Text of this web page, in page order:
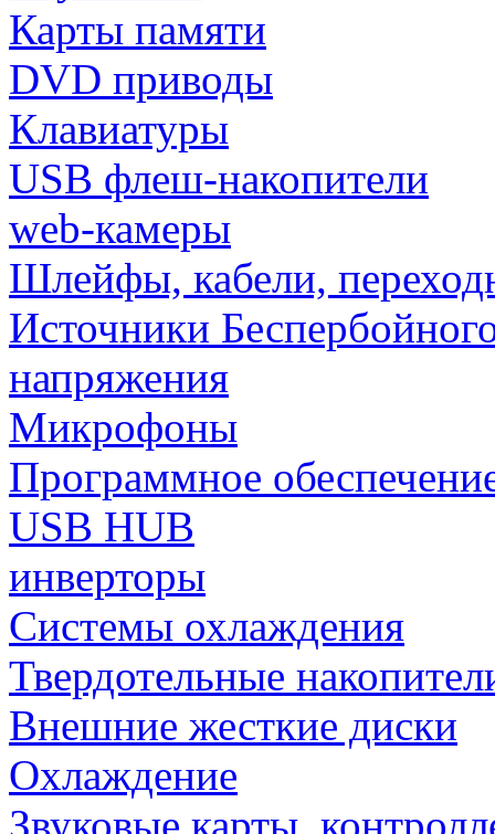
Карты памяти
DVD приводы
Клавиатуры
USB флеш-накопители
web-камеры
Шлейфы, кабели,
Источники
напряжения
Микрофоны
Программное
USB HUB
инверторы
Системы охлаждения
Твердотельные
Внешние жесткие диски
Охлаждение